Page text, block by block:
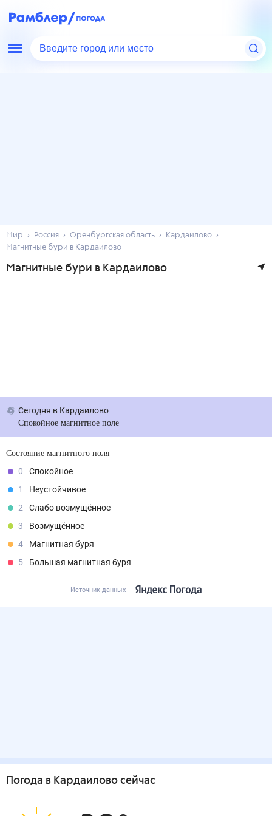
Введите город или место
Мир Россия Оренбургская область
Кардаилово
Магнитные бури в Кардаилово
Магнитные бури в Кардаилово
Сегодня в Кардаилово
Спокойное магнитное поле
Состояние магнитного поля
0
Спокойное
1
Неустойчивое
2
Слабо возмущённое
3
Возмущённое
4
Магнитная буря
5
Большая магнитная буря
Источник данных
Погода в Кардаилово сейчас